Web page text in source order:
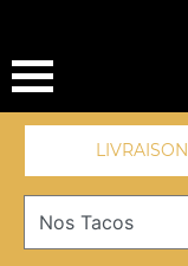
LIVRAISON